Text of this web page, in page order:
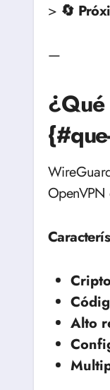
> 🔄
—
OpenVPN
Alto